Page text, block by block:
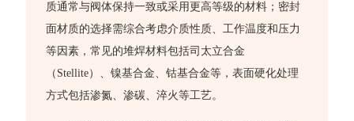
质通常与阀体保持一致或采用更高等级的材料；密封
面材质的选择需综合考虑介质性质、工作温度和压力
等因素，常见的堆焊材料包括司太立合金
（Stellite）、镍基合金、钴基合金等，表面硬化处理
方式包括渗氮、渗碳、淬火等工艺。